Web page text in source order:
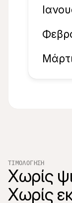
ΤΙΜΟΛΌΓΗΣΗ
Χωρίς
Χωρίς